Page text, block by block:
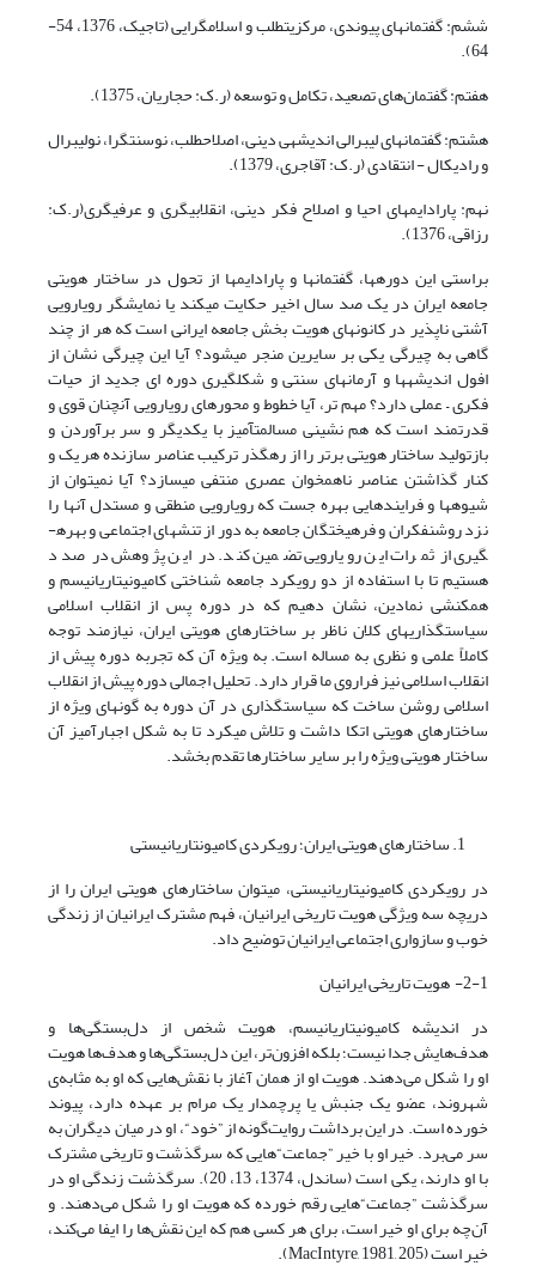
ششم: گفتمان‎های پیوندی، مرکزیت‎طلب و اسلام‎گرایی (تاجیک، 1376، 54-
64).
هفتم: گفتمان‌های تصعید،‌ تکامل و توسعه (ر.ک: حجاریان، 1375).
هشتم: گفتمان‎های لیبرالی اندیشه‎ی دینی، اصلاح‎طلب، نوسنت‎گرا، نولیبرال
و رادیکال - انتقادی (ر.ک: آقاجری، 1379).
نهم: پارادایم‎های احیا و اصلاح فکر دینی، انقلابیگری و عرفی‎گری(ر.ک:
رزاقی، 1376).
براستی این دوره­ها، گفتمان­ها و پارادایم­ها از تحول در ساختار هویتی
جامعه ایران در یک صد سال اخیر حکایت می­کند یا نمایشگر رویارویی
آشتی ناپذیر در کانون­های هویت بخش جامعه ایرانی است که هر از چند
گاهی به چیرگی یکی بر سایرین منجر می­شود؟ آیا این چیرگی نشان از
افول اندیشهها و آرمان­های سنتی و شکل­گیری دوره ای جدید از حیات
فکری – عملی دارد؟ مهم تر، آیا خطوط و محورهای رویارویی آن­چنان قوی و
قدرتمند است که هم نشینی مسالمت­آمیز با یکدیگر و سر بر­آوردن و
بازتولید ساختار هویتی برتر را از رهگذر ترکیب عناصر سازنده هر یک و
کنار گذاشتن عناصر ناهمخوان عصری منتفی می­سازد؟ آیا نمی­توان از
شیوه­ها و فرایندهایی بهره جست که رویارویی منطقی و مستدل آنها را
نزد روشنفکران و فرهیختگان جامعه به دور از تنش­های اجتماعی و بهره­
گیری از ثمرات این رویارویی تضمین کند. در این پژوهش در صدد
هستیم تا با استفاده از دو رویکرد جامعه شناختی کامیونیتاریانیسم و
همکنشی نمادین، نشان دهیم که در دوره پس از انقلاب اسلامی
سیاستگذاری­های کلان ناظر بر ساختارهای هویتی ایران، نیازمند توجه
کاملاً علمی و نظری به مساله است. به ویژه آن که تجربه دوره پیش از
انقلاب اسلامی نیز فراروی ما قرار دارد. تحلیل اجمالی دوره پیش از انقلاب
اسلامی روشن ساخت که سیاستگذاری در آن دوره به گونه­ای ویژه از
ساختارهای هویتی اتکا داشت و تلاش می­کرد تا به شکل اجبارآمیز آن
ساختار هویتی ویژه را بر سایر ساختارها تقدم بخشد.
ساختارهای هویتی ایران؛ رویکردی کامیونتاریانیستی
در رویکردی کامیونیتاریانیستی، می­توان ساختارهای هویتی ایران را از
دریچه سه ویژگی هویت تاریخی ایرانیان، فهم مشترک ایرانیان از زندگی
خوب و سازواری اجتماعی ایرانیان توضیح داد.
2-1- هویت تاریخی ایرانیان
در اندیشه کامیونیتاریانیسم، هویت شخص از دل‌بستگی‌ها و
هدف‌هایش جدا نیست؛ بلکه افزون‌تر، این دل‌بستگی‌ها و هدف‌ها هویت
او را شکل می‌دهند. هویت او از همان آغاز با نقش‌هایی که او به مثابه‌ی
شهروند، عضو یک جنبش یا پرچمدار یک مرام بر عهده دارد، پیوند
خورده است. در این برداشت روایت‌گونه از ”خود“، او در میان دیگران به
سر می‌برد. خیر او با خیر ”جماعت“‌هایی که سرگذشت و تاریخی مشترک
با او دارند، یکی است (ساندل، 1374، 13، 20). سرگذشت زندگی او در
سرگذشت ”جماعت“‌هایی رقم خورده که هویت او را شکل می‌دهند. و
آن‌چه برای او خیر است، برای هر کسی هم که این نقش‌ها را ایفا می‌کند،
خیر است (MacIntyre, 1981, 205).